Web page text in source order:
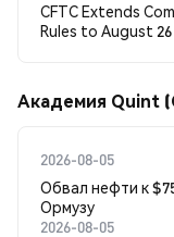
CFTC Extends
Rules to August 26
Академия Quint
2026-08-05
Обвал нефти к
Ормузу
2026-08-05